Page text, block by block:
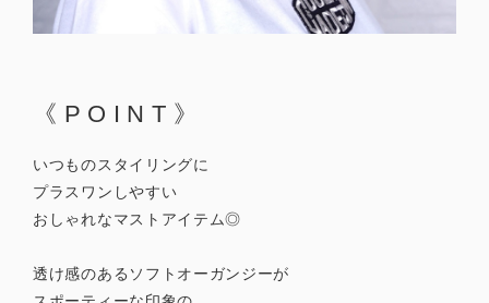
《POINT》
いつものスタイリングに
プラスワンしやすい
おしゃれなマストアイテム◎
透け感のあるソフトオーガンジーが